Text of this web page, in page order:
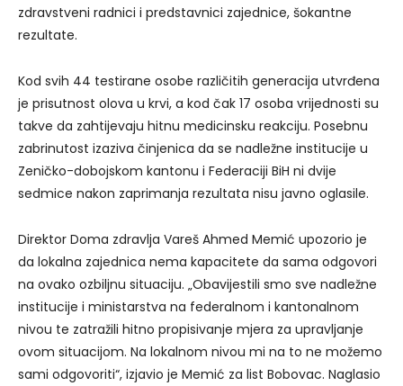
zdravstveni radnici i predstavnici zajednice, šokantne
rezultate.
Kod svih 44 testirane osobe različitih generacija utvrđena
je prisutnost olova u krvi, a kod čak 17 osoba vrijednosti su
takve da zahtijevaju hitnu medicinsku reakciju. Posebnu
zabrinutost izaziva činjenica da se nadležne institucije u
Zeničko-dobojskom kantonu i Federaciji BiH ni dvije
sedmice nakon zaprimanja rezultata nisu javno oglasile.
Direktor Doma zdravlja Vareš Ahmed Memić upozorio je
da lokalna zajednica nema kapacitete da sama odgovori
na ovako ozbiljnu situaciju. „Obavijestili smo sve nadležne
institucije i ministarstva na federalnom i kantonalnom
nivou te zatražili hitno propisivanje mjera za upravljanje
ovom situacijom. Na lokalnom nivou mi na to ne možemo
sami odgovoriti“, izjavio je Memić za list Bobovac. Naglasio